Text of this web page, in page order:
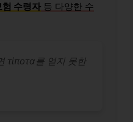
험 수령자 등 다양한 수
τίποτα를 얻지 못한